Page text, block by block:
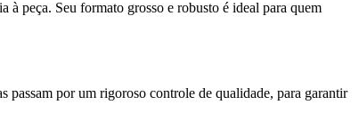
peça. Seu formato grosso e robusto é ideal para quem
passam por um rigoroso controle de qualidade, para garantir